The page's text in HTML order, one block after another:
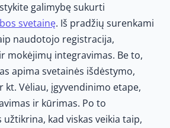
galimybę sukurti
svetainę. Iš pradžių surenkami
naudotojo registracija,
mokėjimų integravimas. Be to,
apima svetainės išdėstymo,
kt. Vėliau, įgyvendinimo etape,
ir kūrimas. Po to
kad viskas veikia taip,